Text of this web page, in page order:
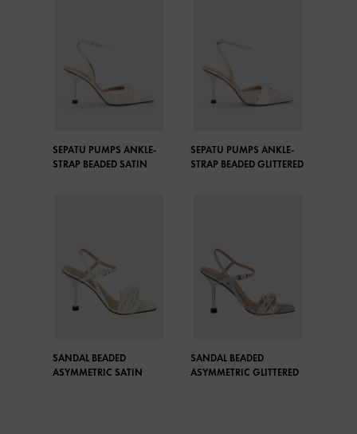
SEPATU PUMPS ANKLE-
STRAP BEADED SATIN
SEPATU PUMPS ANKLE-
STRAP BEADED GLITTERED
SANDAL BEADED
ASYMMETRIC SATIN
SANDAL BEADED
ASYMMETRIC GLITTERED